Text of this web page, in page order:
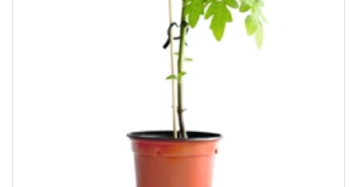
Lutter contre les limaces
Brise-vue pour jardin